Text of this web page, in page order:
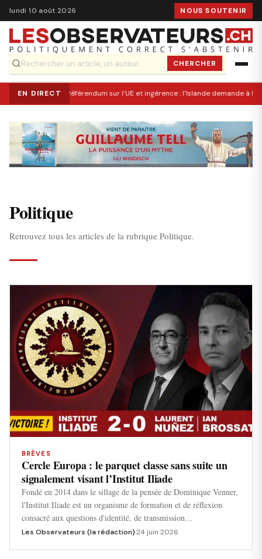
lundi 10 août 2026 NOUS SOUTENIR
CHERCHER
EN DIRECT Référendum sur l’UE et ingérence : l’Islande demande à
Politique
Retrouvez tous les articles de la rubrique Politique.
BRÈVES
Cercle Europa : le parquet classe sans suite un
signalement visant l’Institut Iliade
Fondé en 2014 dans le sillage de la pensée de Dominique Venner,
l'Institut Iliade est un organisme de formation et de réflexion
consacré aux questions d'identité, de transmission…
Les Observateurs (la rédaction)·24 juin 2026